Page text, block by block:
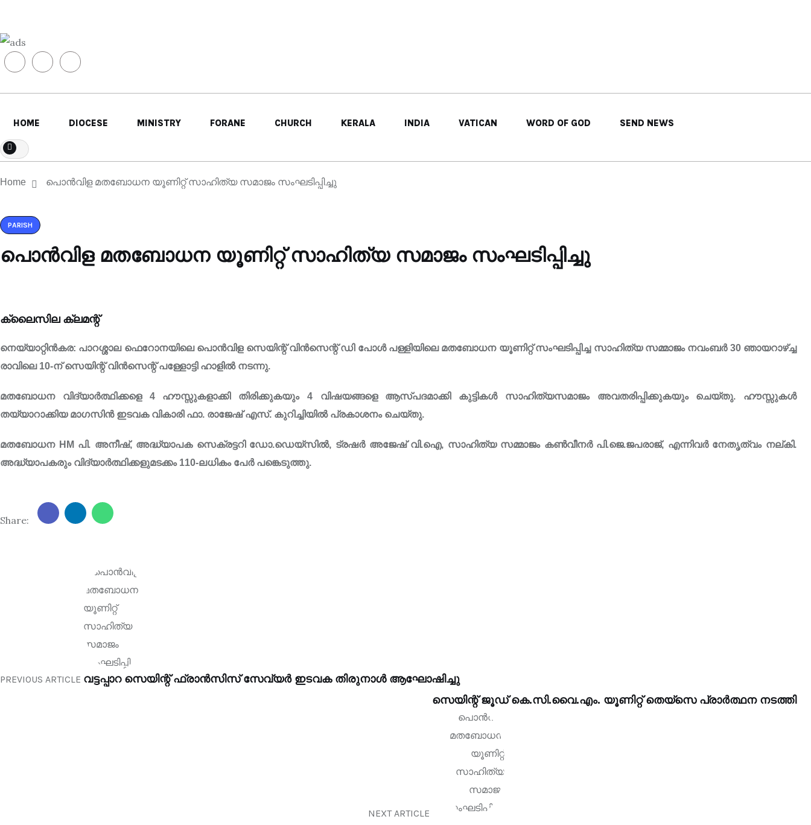
HOME DIOCESE MINISTRY FORANE CHURCH KERALA INDIA VATICAN WORD OF GOD SEND NEWS
Home പൊൻവിള മതബോധന യൂണിറ്റ് സാഹിത്യ സമാജം സംഘടിപ്പിച്ചു
PARISH
പൊൻവിള മതബോധന യൂണിറ്റ് സാഹിത്യ സമാജം സംഘടിപ്പിച്ചു
ക്ലൈസില ക്ലമന്റ്
നെയ്യാറ്റിൻകര: പാറശ്ശാല ഫെറോനയിലെ പൊൻവിള സെയിന്റ് വിൻസെന്റ് ഡി പോൾ പള്ളിയിലെ മതബോധന യൂണിറ്റ് സംഘടിപ്പിച്ച സാഹിത്യ സമ്മാജം നവംബർ 30 ഞായറാഴ്ച്ച
രാവിലെ 10-ന് സെയിന്റ് വിൻസെന്റ് പള്ളോട്ടി ഹാളിൽ നടന്നു.
മതബോധന വിദ്യാർത്ഥിക്കളെ 4 ഹൗസ്സുകളാക്കി തിരിക്കുകയും 4 വിഷയങ്ങളെ ആസ്പദമാക്കി കുട്ടികൾ സാഹിത്യസമാജം അവതരിപ്പിക്കുകയും ചെയ്തു. ഹൗസ്സുകൾ
തയ്യാറാക്കിയ മാഗസിൻ ഇടവക വികാരി ഫാ. രാജേഷ് എസ്. കുറിച്ചിയിൽ പ്രകാശനം ചെയ്തു.
മതബോധന HM പി. അനീഷ്, അദ്ധ്യാപക സെക്രട്ടറി ഡോ.ഡെയ്സിൽ, ട്രഷർ അജേഷ് വി.ഐ, സാഹിത്യ സമ്മാജം കൺവീനർ പി.ജെ.ജപരാജ്, എന്നിവർ നേതൃത്വം നല്കി.
അദ്ധ്യാപകരും വിദ്യാർത്ഥിക്കളുമടക്കം 110-ലധികം പേർ പങ്കെടുത്തു.
Share:
PREVIOUS ARTICLE വട്ടപ്പാറ സെയിന്റ് ഫ്രാൻസിസ് സേവ്യർ ഇടവക തിരുനാൾ ആഘോഷിച്ചു
NEXT ARTICLE
സെയിന്റ് ജൂഡ് കെ.സി.വൈ.എം. യൂണിറ്റ് തെയ്സെ പ്രാർത്ഥന നടത്തി